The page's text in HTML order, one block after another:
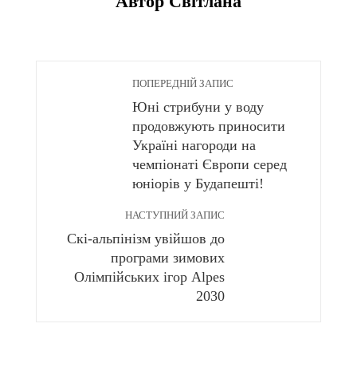
ПОПЕРЕДНІЙ ЗАПИС
Юні стрибуни у воду
продовжують приносити
Україні нагороди на
чемпіонаті Європи серед
юніорів у Будапешті!
НАСТУПНИЙ ЗАПИС
Скі-альпінізм увійшов до
програми зимових
Олімпійських ігор Alpes
2030